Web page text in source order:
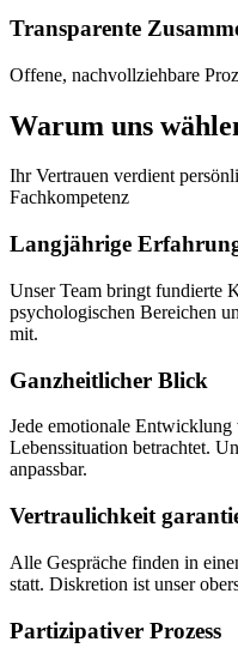
Transparente
Offene, nachvollziehbare
Warum uns
Ihr Vertrauen verdient
Fachkompetenz
Langjährige
Unser Team bringt fundierte
psychologischen Bereichen
mit.
Ganzheitlicher Blick
Jede emotionale
Lebenssituation betrachtet.
anpassbar.
Vertraulichkeit
Alle Gespräche finden in
statt. Diskretion ist unser
Partizipativer Prozess